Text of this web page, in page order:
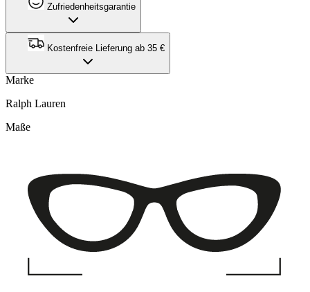
Zufriedenheitsgarantie
Kostenfreie Lieferung ab 35 €
Marke
Ralph Lauren
Maße